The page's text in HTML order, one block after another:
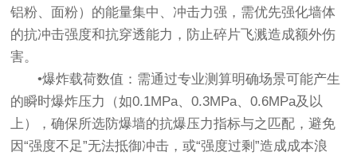
铝粉、面粉）的能量集中、冲击力强，需优先强化墙体
的抗冲击强度和抗穿透能力，防止碎片飞溅造成额外伤
害。
•爆炸载荷数值：需通过专业测算明确场景可能产生
的瞬时爆炸压力（如0.1MPa、0.3MPa、0.6MPa及以
上），确保所选防爆墙的抗爆压力指标与之匹配，避免
因“强度不足”无法抵御冲击，或“强度过剩”造成成本浪